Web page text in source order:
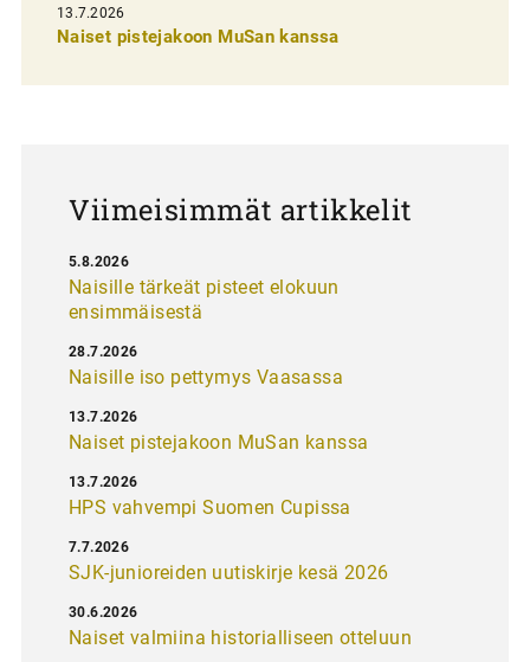
e
13.7.2026
Naiset pistejakoon MuSan kanssa
Viimeisimmät artikkelit
Naisille tärkeät pisteet elokuun
ensimmäisestä
5.8.2026
Naisille iso pettymys Vaasassa
28.7.2026
Naiset pistejakoon MuSan kanssa
13.7.2026
HPS vahvempi Suomen Cupissa
13.7.2026
SJK-junioreiden uutiskirje kesä 2026
7.7.2026
Naiset valmiina historialliseen otteluun
30.6.2026